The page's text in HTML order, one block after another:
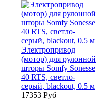
Электропривод
(мотор) для рулонной
шторы Somfy Sonesse
40 RTS, светло-
серый, blackout, 0.5 м
17353 Руб